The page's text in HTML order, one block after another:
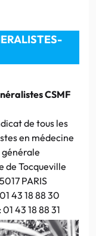
CSMF
de tous les
en médecine
générale
de Tocqueville
PARIS
43 18 88 30
01 43 18 88 31